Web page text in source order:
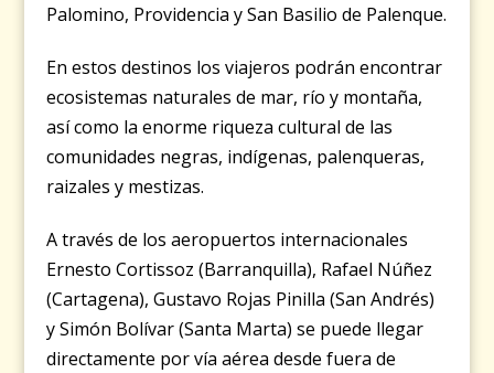
Palomino, Providencia y San Basilio de Palenque.
En estos destinos los viajeros podrán encontrar
ecosistemas naturales de mar, río y montaña,
así como la enorme riqueza cultural de las
comunidades negras, indígenas, palenqueras,
raizales y mestizas.
A través de los aeropuertos internacionales
Ernesto Cortissoz (Barranquilla), Rafael Núñez
(Cartagena), Gustavo Rojas Pinilla (San Andrés)
y Simón Bolívar (Santa Marta) se puede llegar
directamente por vía aérea desde fuera de